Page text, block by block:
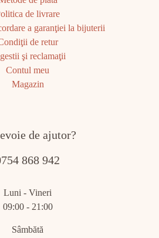
de livrare
a garanţiei la bijuterii
de retur
şi reclamaţii
Contul meu
Magazin
de ajutor?
868 942
Luni - Vineri
09:00 - 21:00
Sâmbătă